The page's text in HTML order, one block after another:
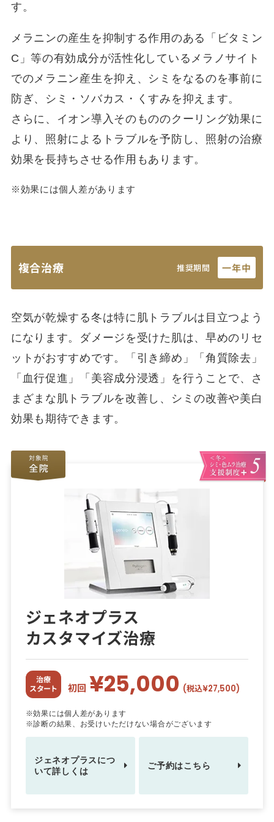
す。
メラニンの産生を抑制する作用のある「ビタミン
C」等の有効成分が活性化しているメラノサイト
でのメラニン産生を抑え、シミをなるのを事前に
防ぎ、シミ・ソバカス・くすみを抑えます。
さらに、イオン導入そのもののクーリング効果に
より、照射によるトラブルを予防し、照射の治療
効果を長持ちさせる作用もあります。
※効果には個人差があります
複合治療 推奨期間 一年中
空気が乾燥する冬は特に肌トラブルは目立つよう
になります。ダメージを受けた肌は、早めのリセ
ットがおすすめです。「引き締め」「角質除去」
「血行促進」「美容成分浸透」を行うことで、さ
まざまな肌トラブルを改善し、シミの改善や美白
効果も期待できます。
ジェネオプラス
カスタマイズ治療
治療
スタート
初回 ¥25,000 (税込¥27,500)
※効果には個人差があります
※診断の結果、お受けいただけない場合がございます
ジェネオプラスにつ
いて詳しくは
ご予約はこちら